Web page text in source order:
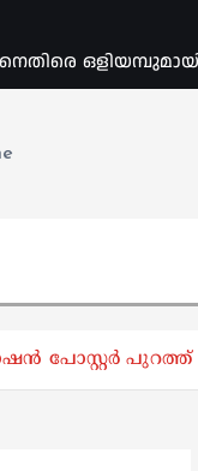
പോസ്റ്റർ പുറത്ത്